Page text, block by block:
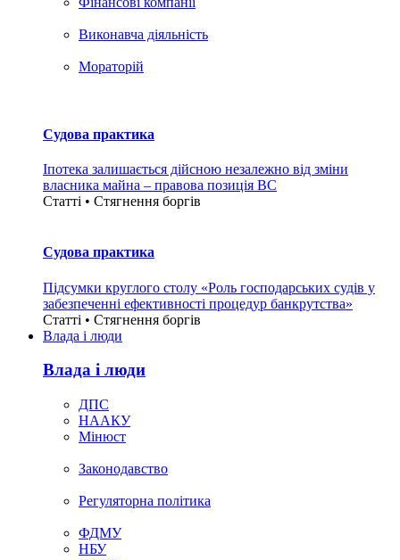
Виконавча діяльність
Мораторій
Судова практика
Іпотека залишається дійсною незалежно від зміни
власника майна – правова позиція ВС
Статті • Стягнення боргiв
Судова практика
Підсумки круглого столу «Роль господарських судів у
забезпеченні ефективності процедур банкрутства»
Статті • Стягнення боргiв
Влада i люди
Влада i люди
ДПС
НААКУ
Мінюст
Законодавство
Регуляторна політика
ФДМУ
НБУ